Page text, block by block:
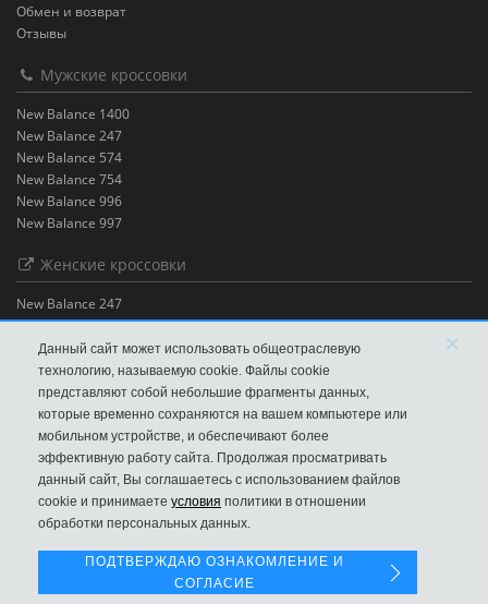
Обмен и возврат
Отзывы
Мужские кроссовки
New Balance 1400
New Balance 247
New Balance 574
New Balance 754
New Balance 996
New Balance 997
Женские кроссовки
New Balance 247
New Balance 530
New Balance 574
New Balance 580
New Balance 996
Одежда New Balance
Брюки New Balance
Футболки New Balance
Шорты New Balance
Официальный сайт New Balance
new-balance © 2019 – 2026
Данный сайт может использовать общеотраслевую
технологию, называемую cookie. Файлы cookie
представляют собой небольшие фрагменты данных,
которые временно сохраняются на вашем компьютере или
мобильном устройстве, и обеспечивают более
эффективную работу сайта. Продолжая просматривать
данный сайт, Вы соглашаетесь с использованием файлов
cookie и принимаете условия политики в отношении
обработки персональных данных.
×
ПОДТВЕРЖДАЮ ОЗНАКОМЛЕНИЕ И
СОГЛАСИЕ